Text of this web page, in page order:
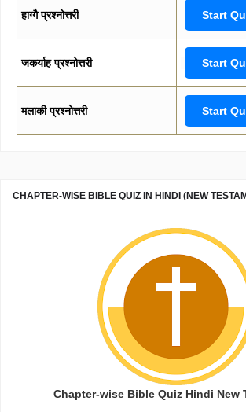
हाग्गै प्रश्नोत्तरी Start
जकर्याह प्रश्नोत्तरी Start
मलाकी प्रश्नोत्तरी Start
CHAPTER-WISE BIBLE QUIZ IN HINDI (NEW
Chapter-wise Bible Quiz Hindi New